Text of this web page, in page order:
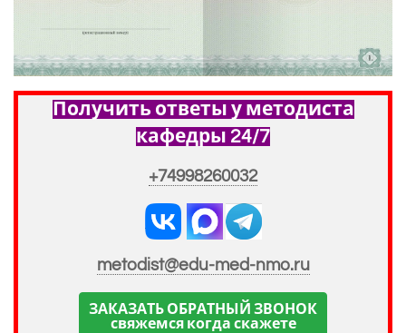
Получить ответы у методиста
кафедры 24/7
+74998260032
metodist@edu-med-nmo.ru
ЗАКАЗАТЬ ОБРАТНЫЙ ЗВОНОК
свяжемся когда скажете